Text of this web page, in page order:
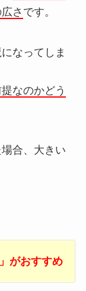
さ です。
なってしま
なのかどう
合、大きい
がおすすめ